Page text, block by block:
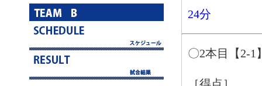
24分
〇2本目【2-1